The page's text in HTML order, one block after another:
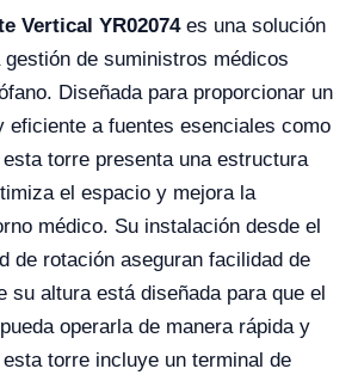
Vertical YR02074es una solución
de suministros médicos
Diseñada para proporcionar un
eficiente a fuentes esenciales como
torre presenta una estructura
el espacio y mejora la
médico. Su instalación desde el
de rotación aseguran facilidad de
su altura está diseñada para que el
operarla de manera rápida y
torre incluye un terminal de